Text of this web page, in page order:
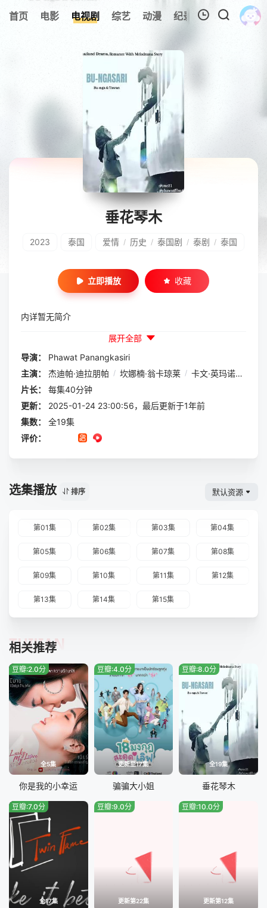
首页 电影 电视剧 综艺 动漫 纪录片 视频短片
暂无观看影片的记录
垂花琴木
2023 泰国 爱情 / 历史 / 泰国剧 / 泰剧 / 泰国
立即播放 收藏
内详暂无简介
展开全部
导演：
Phawat Panangkasiri
主演：
杰迪帕·迪拉朋帕 / 坎娜楠·翁卡琼莱 / 卡文·英玛诺泰
片长：
每集40分钟
更新：
2025-01-24 23:00:56，最后更新于1年前
集数：
全19集
评价：
选集播放 排序 默认资源
第01集 第02集 第03集 第04集
第05集 第06集 第07集 第08集
第09集 第10集 第11集 第12集
第13集 第14集 第15集
相关推荐
TUIJIAN
全5集
豆瓣:2.0分
你是我的小幸运
更新至17集
豆瓣:4.0分
骗骗大小姐
全19集
豆瓣:8.0分
垂花琴木
全17集
豆瓣:7.0分
更新第22集
豆瓣:9.0分
更新第12集
豆瓣:10.0分